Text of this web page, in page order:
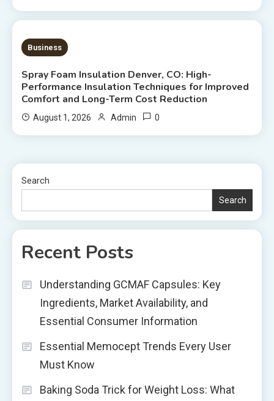
7 MINS READ
Business
Spray Foam Insulation Denver, CO: High-
Performance Insulation Techniques for Improved
Comfort and Long-Term Cost Reduction
August 1, 2026 Admin 0
Search
Search
Recent Posts
Understanding GCMAF Capsules: Key
Ingredients, Market Availability, and
Essential Consumer Information
Essential Memocept Trends Every User
Must Know
Baking Soda Trick for Weight Loss: What